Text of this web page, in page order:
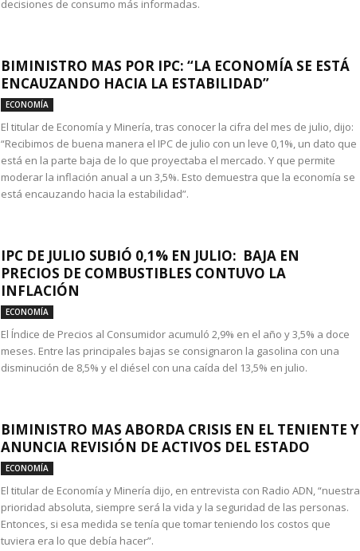
decisiones de consumo más informadas.
BIMINISTRO MAS POR IPC: “LA ECONOMÍA SE ESTÁ
ENCAUZANDO HACIA LA ESTABILIDAD”
ECONOMÍA
El titular de Economía y Minería, tras conocer la cifra del mes de julio, dijo:
“Recibimos de buena manera el IPC de julio con un leve 0,1%, un dato que
está en la parte baja de lo que proyectaba el mercado. Y que permite
moderar la inflación anual a un 3,5%. Esto demuestra que la economía se
está encauzando hacia la estabilidad”.
IPC DE JULIO SUBIÓ 0,1% EN JULIO: BAJA EN
PRECIOS DE COMBUSTIBLES CONTUVO LA
INFLACIÓN
ECONOMÍA
El Índice de Precios al Consumidor acumuló 2,9% en el año y 3,5% a doce
meses. Entre las principales bajas se consignaron la gasolina con una
disminución de 8,5% y el diésel con una caída del 13,5% en julio.
BIMINISTRO MAS ABORDA CRISIS EN EL TENIENTE Y
ANUNCIA REVISIÓN DE ACTIVOS DEL ESTADO
ECONOMÍA
El titular de Economía y Minería dijo, en entrevista con Radio ADN, “nuestra
prioridad absoluta, siempre será la vida y la seguridad de las personas.
Entonces, si esa medida se tenía que tomar teniendo los costos que
tuviera era lo que debía hacer”.